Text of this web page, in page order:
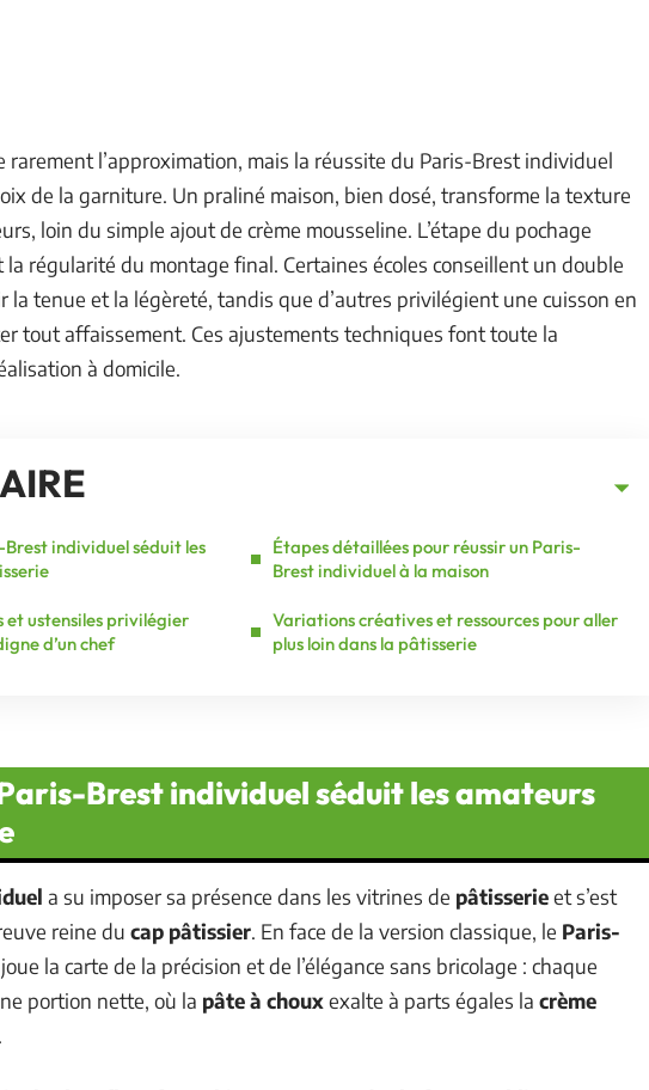
rarement l’approximation, mais la réussite du Paris-Brest individuel
de la garniture. Un praliné maison, bien dosé, transforme la texture
loin du simple ajout de crème mousseline. L’étape du pochage
régularité du montage final. Certaines écoles conseillent un double
la tenue et la légèreté, tandis que d’autres privilégient une cuisson en
tout affaissement. Ces ajustements techniques font toute la
à domicile.
individuel séduit les
et ustensiles privilégier
d’un chef
Étapes détaillées pour réussir un Paris-
Brest individuel à la maison
Variations créatives et ressources pour aller
plus loin dans la pâtisserie
Brest individuel séduit les amateurs
a su imposer sa présence dans les vitrines de pâtisserieet s’est
reine du cap pâtissier. En face de la version classique, le Paris-
la carte de la précision et de l’élégance sans bricolage : chaque
portion nette, où la pâte à chouxexalte à parts égales la crème
.